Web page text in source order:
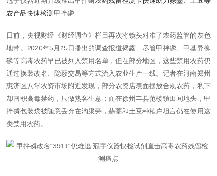
农产品快速检测 甲拌磷
日前，央视财经《财经调查》栏目再次将镜头对准了农药监管的灰色
地带。2026年5月25日播出的调查报道揭露，尽管甲拌磷、甲基异柳
磷等高毒农药早已被列入禁用名单，但在部分地区，这些禁用农药仍
通过换装改名、隐蔽交易等方式流入农业生产一线。记者在河南郑州
惠济区八堡农资市场附近发现，部分农资店表面摆放合规农药，私下
却囤积高毒禁药，只做熟客生意；而在徐州丰县范楼镇田间地头，甲
拌磷包装袋被随意丢弃在沟渠旁，蒜薹和土豆种植户坦言仍在使用这
类禁用农药。